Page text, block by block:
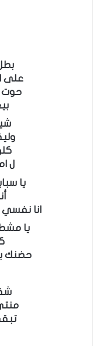
على
حوت
ل
يا
انا
يا
حضنك